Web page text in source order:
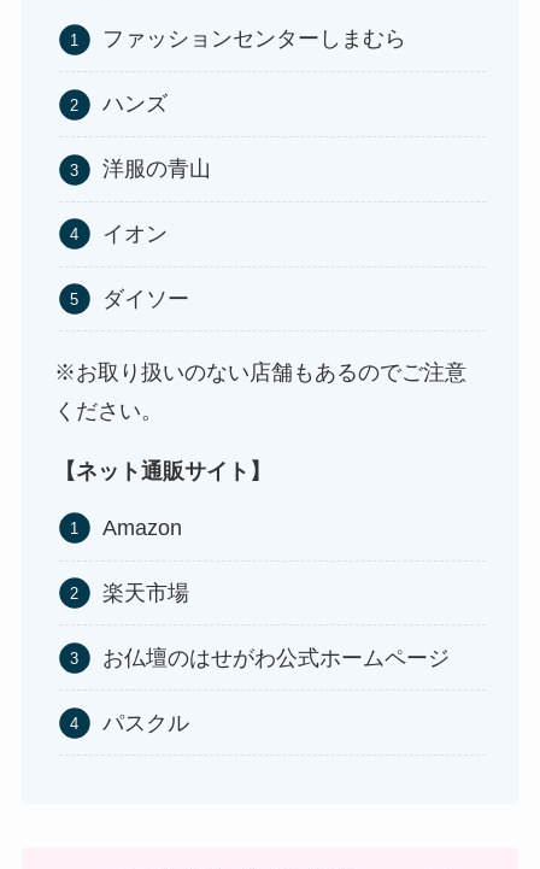
やニトリ？
アサイーの冷凍はどこに売ってる？コストコや業
食紅はどこで買える？ダイソーやセリアなどの100
均で売ってる？
ファッションセンターしまむら
ハンズ
洋服の青山
イオン
ダイソー
※お取り扱いのない店舗もあるのでご注意
ください。
【ネット通販サイト】
Amazon
楽天市場
お仏壇のはせがわ公式ホームページ
パスクル